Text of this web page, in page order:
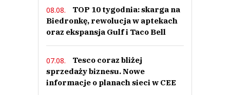
08.08.
TOP 10 tygodnia: skarga na
Biedronkę, rewolucja w aptekach
oraz ekspansja Gulf i Taco Bell
07.08.
Tesco coraz bliżej
sprzedaży biznesu. Nowe
informacje o planach sieci w CEE